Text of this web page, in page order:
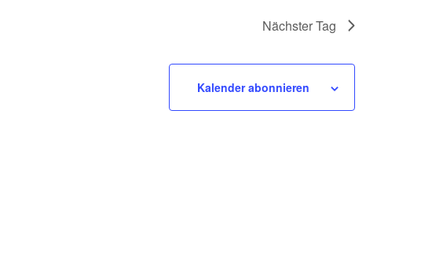
Nächster Tag
Kalender abonnieren